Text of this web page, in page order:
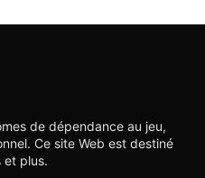
de dépendance au jeu,
Ce site Web est destiné
et plus.